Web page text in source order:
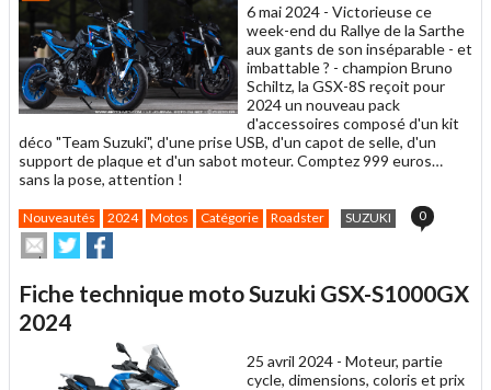
6 mai 2024 - Victorieuse ce
week-end du Rallye de la Sarthe
aux gants de son inséparable - et
imbattable ? - champion Bruno
Schiltz, la GSX-8S reçoit pour
2024 un nouveau pack
d'accessoires composé d'un kit
déco "Team Suzuki", d'une prise USB, d'un capot de selle, d'un
support de plaque et d'un sabot moteur. Comptez 999 euros…
sans la pose, attention !
Nouveautés 2024 Motos Catégorie Roadster SUZUKI 0
Envoyer
cet
à
un
ami
Partager
sur
sur
Fiche technique moto Suzuki GSX-S1000GX
2024
25 avril 2024 - Moteur, partie
cycle, dimensions, coloris et prix